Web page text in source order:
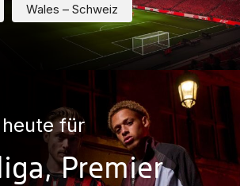
Wales – Schweiz
für
Premier